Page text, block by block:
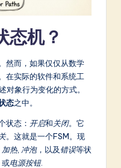
态机？
然而，如果仅仅从数学
在实际的软件和系统工
对象行为变化的方式。
态之中。
状态： 开启和关闭。它
。这就是一个FSM。现
加热 冲泡，以及错误等状
或电源按钮.